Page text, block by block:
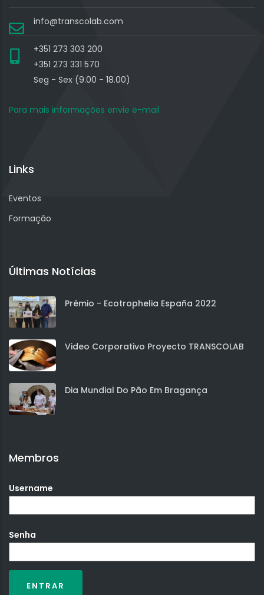
info@transcolab.com
+351 273 303 200
+351 273 331 570
Seg - Sex (9.00 - 18.00)
Para mais informações envie e-mail
Links
Eventos
Formação
Últimas Notícias
Prémio - Ecotrophelia España 2022
Video Corporativo Proyecto TRANSCOLAB
Dia Mundial Do Pão Em Bragança
Membros
Username
Senha